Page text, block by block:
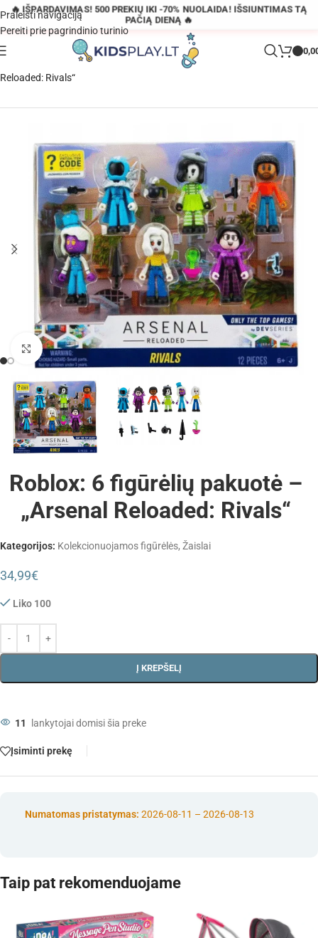
Praleisti navigaciją
Pereiti prie pagrindinio turinio
🔥 IŠPARDAVIMAS! 500 PREKIŲ IKI -70% NUOLAIDA! IŠSIUNTIMAS TĄ
PAČIĄ DIENĄ 🔥
Parduotuvė
Roblox: 6 figūrėlių pakuotė – „Arsenal
Reloaded: Rivals“
Padidinti
Roblox: 6 figūrėlių pakuotė –
„Arsenal Reloaded: Rivals“
Kategorijos: Kolekcionuojamos figūrėlės, Žaislai
34,99€
Liko 100
Į KREPŠELĮ
11 lankytojai domisi šia preke
Įsiminti prekę
Numatomas pristatymas: 2026-08-11 – 2026-08-13
Taip pat rekomenduojame